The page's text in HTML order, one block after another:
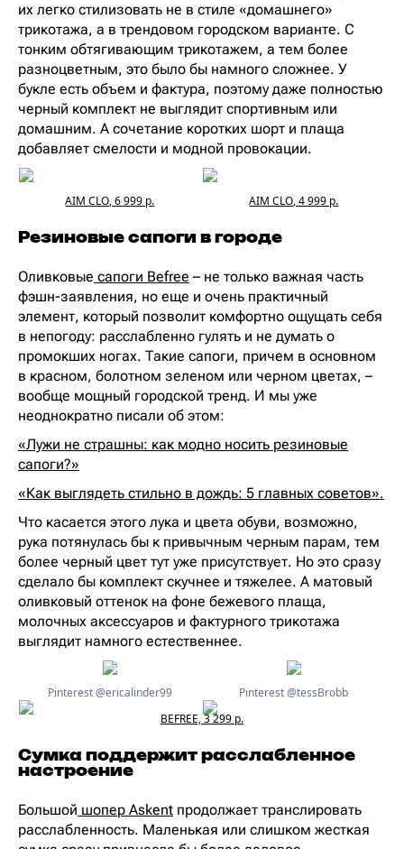
их легко стилизовать не в стиле «домашнего»
трикотажа, а в трендовом городском варианте. С
тонким обтягивающим трикотажем, а тем более
разноцветным, это было бы намного сложнее. У
букле есть объем и фактура, поэтому даже полностью
черный комплект не выглядит спортивным или
домашним. А сочетание коротких шорт и плаща
добавляет смелости и модной провокации.
AIM CLO, 6 999 р. AIM CLO, 4 999 р.
Резиновые сапоги в городе
Оливковые сапоги Befree – не только важная часть
фэшн-заявления, но еще и очень практичный
элемент, который позволит комфортно ощущать себя
в непогоду: расслабленно гулять и не думать о
промокших ногах. Такие сапоги, причем в основном
в красном, болотном зеленом или черном цветах, –
вообще мощный городской тренд. И мы уже
неоднократно писали об этом:
«Лужи не страшны: как модно носить резиновые
сапоги?»
«Как выглядеть стильно в дождь: 5 главных советов».
Что касается этого лука и цвета обуви, возможно,
рука потянулась бы к привычным черным парам, тем
более черный цвет тут уже присутствует. Но это сразу
сделало бы комплект скучнее и тяжелее. А матовый
оливковый оттенок на фоне бежевого плаща,
молочных аксессуаров и фактурного трикотажа
выглядит намного естественнее.
Pinterest @ericalinder99
Pinterest @tessBrobb
BEFREE, 3 299 р.
Сумка поддержит расслабленное
настроение
Большой шопер Askent продолжает транслировать
расслабленность. Маленькая или слишком жесткая